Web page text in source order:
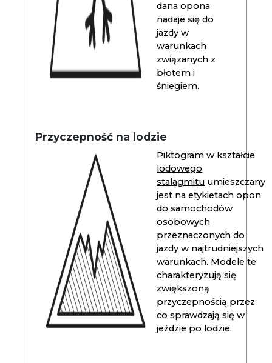
dana opona
nadaje się do
jazdy w
warunkach
związanych z
błotem i
śniegiem.
Przyczepność na lodzie
Piktogram w kształcie
lodowego
stalagmitu umieszczany
jest na etykietach opon
do samochodów
osobowych
przeznaczonych do
jazdy w najtrudniejszych
warunkach. Modele te
charakteryzują się
zwiększoną
przyczepnością przez
co sprawdzają się w
jeździe po lodzie.